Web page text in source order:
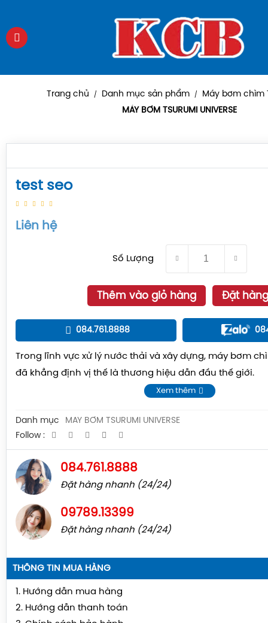
Trang chủ / Danh mục sản phẩm /
Máy bơm chìm
MÁY BƠM TSURUMI UNIVERSE
test seo
Liên hệ
Số Lượng
Thêm vào giỏ hàng Đặt hàng
084.761.8888
Trong lĩnh vực xử lý nước thải và xây dựng, máy bơm
đã khẳng định vị thế là thương hiệu dẫn đầu thế giới.
Xem thêm
Danh mục
MÁY BƠM TSURUMI UNIVERSE
Follow :
084.761.8888
Đặt hàng nhanh (24/24)
09789.13399
Đặt hàng nhanh (24/24)
THÔNG TIN MUA HÀNG
1. Hướng dẫn mua hàng
2. Hướng dẫn thanh toán